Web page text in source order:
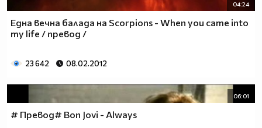
04:24
Една вечна балада на Scorpions - When you came into
my life / превод /
23 642 08.02.2012
06:01
# Превод# Bon Jovi - Always